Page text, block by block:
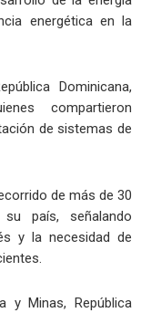
energética en la
Dominicana,
compartieron
de sistemas de
de más de 30
país, señalando
y la necesidad de
y Minas, República